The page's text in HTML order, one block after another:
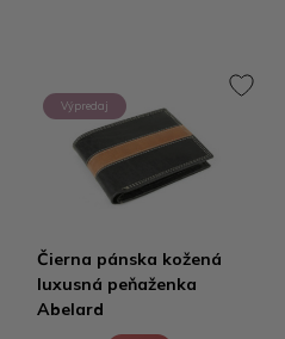
Výpredaj
Čierna pánska kožená
luxusná peňaženka
Abelard